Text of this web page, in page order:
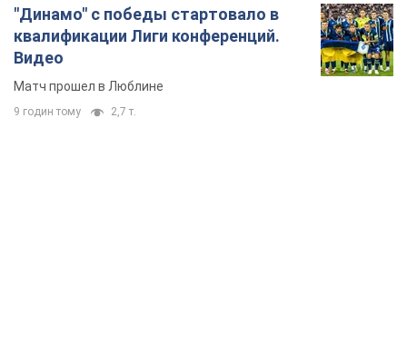
"Динамо" с победы стартовало в
квалификации Лиги конференций.
Видео
Матч прошел в Люблине
9 годин тому 2,7 т.